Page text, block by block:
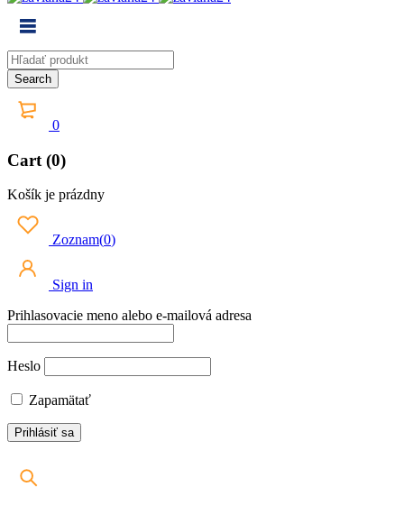
0
Cart (0)
Košík je prázdny
Zoznam(0)
Sign in
Prihlasovacie meno alebo e-mailová adresa
Heslo
Zapamätať